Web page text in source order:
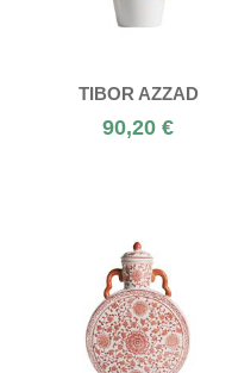
TIBOR AZZAD
90,20 €